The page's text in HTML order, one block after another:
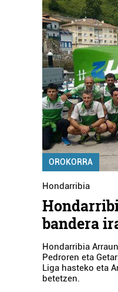
OROKORRA
Hondarribia
bandera
Hondarribia
Pedroren eta
Liga hasteko eta
betetzen.